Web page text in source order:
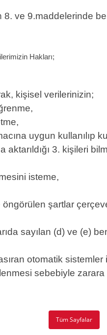
8. ve 9.maddelerinde
Hakları;
kişisel verilerinizin;
uygun kullanılıp
aktarıldığı 3. kişileri
isteme,
öngörülen şartlar
sayılan (d) ve (e)
otomatik
sebebiyle
Tüm Sayfalar